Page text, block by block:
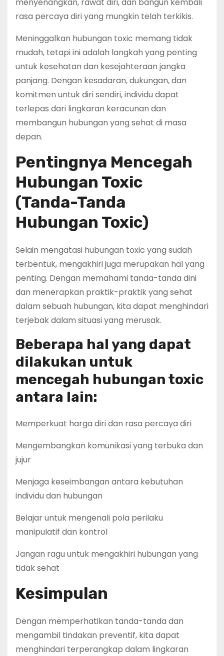
menyenangkan, rawat diri, dan bangun kembali
rasa percaya diri yang mungkin telah terkikis.
Meninggalkan hubungan toxic memang tidak
mudah, tetapi ini adalah langkah yang penting
untuk kesehatan dan kesejahteraan jangka
panjang. Dengan kesadaran, dukungan, dan
komitmen untuk diri sendiri, individu dapat
terlepas dari lingkaran keracunan dan
membangun hubungan yang sehat di masa
depan.
Pentingnya Mencegah
Hubungan Toxic
(Tanda-Tanda
Hubungan Toxic)
Selain mengatasi hubungan toxic yang sudah
terbentuk, mengakhiri juga merupakan hal yang
penting. Dengan memahami tanda-tanda dini
dan menerapkan praktik-praktik yang sehat
dalam sebuah hubungan, kita dapat menghindari
terjebak dalam situasi yang merusak.
Beberapa hal yang dapat
dilakukan untuk
mencegah hubungan toxic
antara lain:
Memperkuat harga diri dan rasa percaya diri
Mengembangkan komunikasi yang terbuka dan
jujur
Menjaga keseimbangan antara kebutuhan
individu dan hubungan
Belajar untuk mengenali pola perilaku
manipulatif dan kontrol
Jangan ragu untuk mengakhiri hubungan yang
tidak sehat
Kesimpulan
Dengan memperhatikan tanda-tanda dan
mengambil tindakan preventif, kita dapat
menghindari terperangkap dalam lingkaran